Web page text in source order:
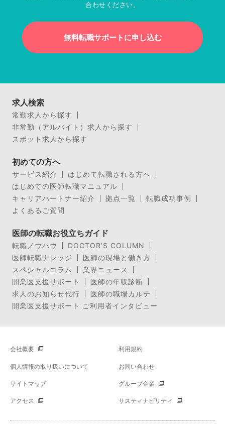
合わせください。
無料転職サポートに申し込む
求人検索
常勤求人から探す
非常勤（アルバイト）求人から探す
スポット求人から探す
初めての方へ
サービス紹介
はじめて転職される方へ
はじめての医師転職マニュアル
キャリアパートナー紹介
拠点一覧
転職成功事例
よくあるご質問
医師の転職お役立ちガイド
転職ノウハウ
DOCTOR’S COLUMN
医師転職ナレッジ
医師の現場と働き方
スペシャルコラム
業界ニュース
開業医支援サポート
医師の年収診断
求人のお知らせ代行
医師の職場カルテ
開業医支援サポート ご利用者インタビュー
会社概要 利用規約
個人情報の取り扱いについて お問い合わせ
サイトマップ グループ企業
アクセス サスティナビリティ